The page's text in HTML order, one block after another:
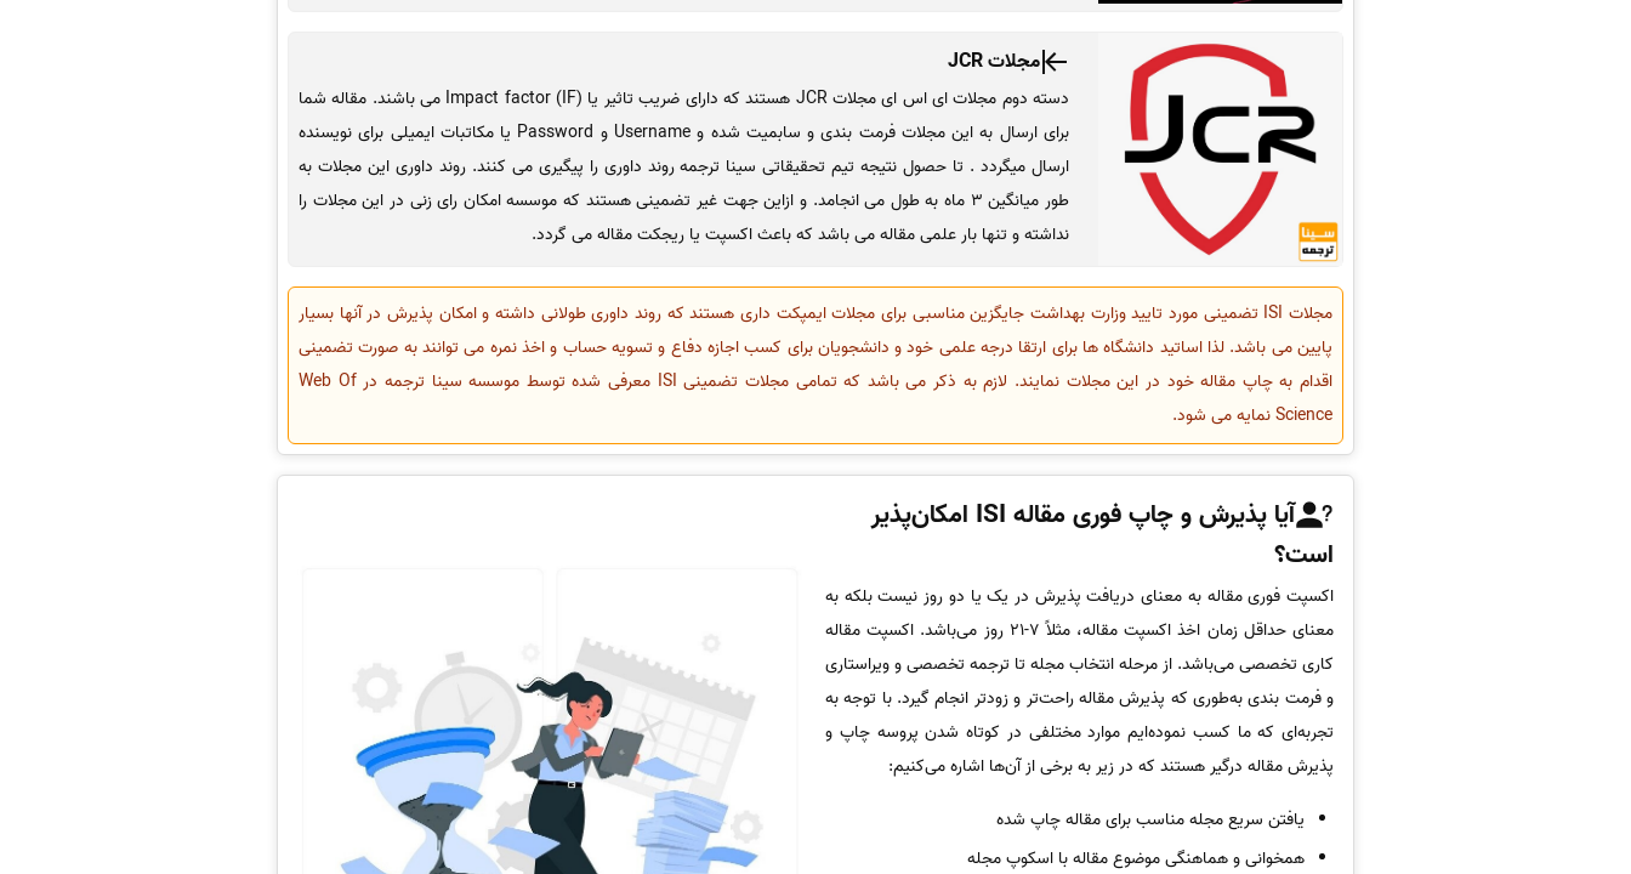
مجلات JCR
دسته دوم مجلات ای اس ای مجلات JCR هستند که دارای ضریب تاثیر یا (Impact factor (IF می باشند. مقاله شما
برای ارسال به این مجلات فرمت بندی و سابمیت شده و Username و Password یا مکاتبات ایمیلی برای نویسنده
ارسال میگردد . تا حصول نتیجه تیم تحقیقاتی سینا ترجمه روند داوری را پیگیری می کنند. روند داوری این مجلات به
طور میانگین 3 ماه به طول می انجامد. و ازاین جهت غیر تضمینی هستند که موسسه امکان رای زنی در این مجلات را
نداشته و تنها بار علمی مقاله می باشد که باعث اکسپت یا ریجکت مقاله می گردد.
مجلات ISI تضمینی مورد تایید وزارت بهداشت جایگزین مناسبی برای مجلات ایمپکت داری هستند که روند داوری طولانی داشته و امکان پذیرش در آنها بسیار
پایین می باشد. لذا اساتید دانشگاه ها برای ارتقا درجه علمی خود و دانشجویان برای کسب اجازه دفاع و تسویه حساب و اخذ نمره می توانند به صورت تضمینی
اقدام به چاپ مقاله خود در این مجلات نمایند. لازم به ذکر می باشد که تمامی مجلات تضمینی ISI معرفی شده توسط موسسه سینا ترجمه در Web Of
Science نمایه می شود.
آیا پذیرش و چاپ فوری مقاله ISI امکان‌پذیر
است؟
اکسپت فوری مقاله به معنای دریافت پذیرش در یک یا دو روز نیست بلکه به
معنای حداقل زمان اخذ اکسپت مقاله، مثلاً 7-21 روز می‌باشد. اکسپت مقاله
کاری تخصصی می‌باشد. از مرحله انتخاب مجله تا ترجمه تخصصی و ویراستاری
و فرمت بندی به‌طوری که پذیرش مقاله راحت‌تر و زودتر انجام گیرد. با توجه به
تجربه‌ای که ما کسب نموده‌ایم موارد مختلفی در کوتاه شدن پروسه چاپ و
پذیرش مقاله درگیر هستند که در زیر به برخی از آن‌ها اشاره می‌کنیم:
یافتن سریع مجله مناسب برای مقاله چاپ شده
همخوانی و هماهنگی موضوع مقاله با اسکوپ مجله